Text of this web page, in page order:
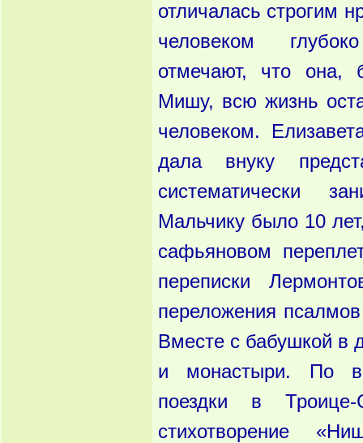
отличалась строгим
человеком
отмечают, что она,
Мишу, всю жизнь
человеком.
дала внуку
систематически
Мальчику было 10
сафьяновом
переписки
переложения
Вместе с бабушкой в
и монастыри. По
поездки в
стихотворение